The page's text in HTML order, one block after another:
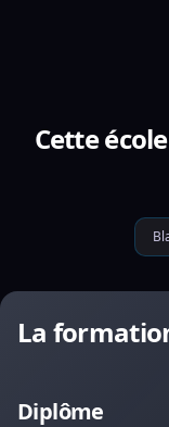
Cette
La
Diplôme